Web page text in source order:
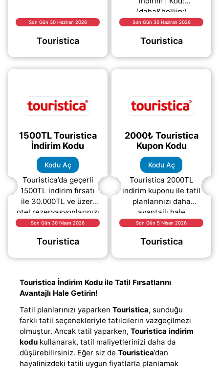
Son Gün 30 Haziran 2026
Touristica
(daha&helliip;)
Son Gün 30 Haziran 2026
Touristica
1500TL Touristica
İndirim Kodu
Kodu Aç
Touristica’da geçerli
1500TL indirim fırsatı
ile 30.000TL ve üzeri
otel rezervasyonlarınızı
daha avantajlı hale
planlarınızı yaparken
Son Gün 30 Nisan 2026
Touristica
2000₺ Touristica
Kupon Kodu
Kodu Aç
Touristica 2000TL
indirim kuponu ile tatil
planlarınızı daha
avantajlı hale
getirebilirsiniz.
indirim kodunu
Son Gün 5 Nisan 2026
Touristica
Touristica İndirim Kodu ile Tatil Fırsatlarını
Avantajlı Hale Getirin!
Tatil planlarınızı yaparken Touristica, sunduğu
farklı tatil seçenekleriyle tatilcilerin vazgeçilmezi
olmuştur. Ancak tatil yaparken, Touristica indirim
kodu kullanarak, tatil maliyetlerinizi daha da
düşürebilirsiniz. Eğer siz de Touristica’dan
hayalinizdeki tatili uygun fiyatlarla planlamak